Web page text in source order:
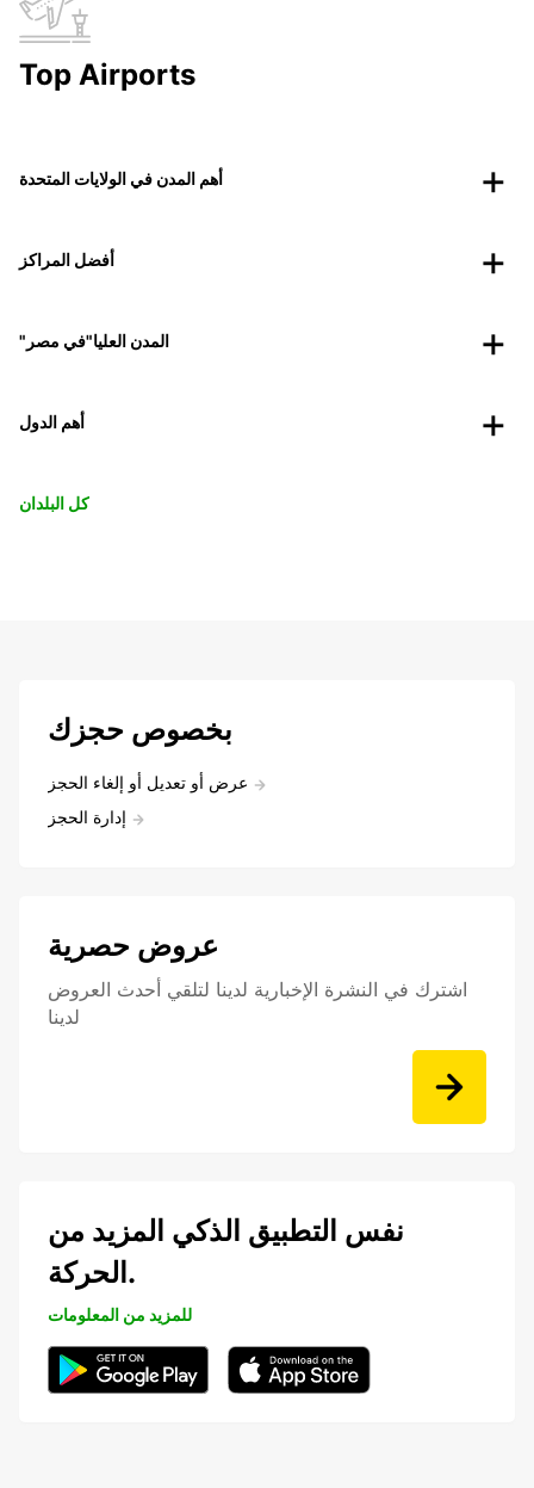
Top Airports
أهم المدن في الولايات المتحدة
أفضل المراكز
"المدن العليا"في مصر
أهم الدول
كل البلدان
بخصوص حجزك
عرض أو تعديل أو إلغاء الحجز
إدارة الحجز
عروض حصرية
اشترك في النشرة الإخبارية لدينا لتلقي أحدث العروض
لدينا
نفس التطبيق الذكي المزيد من
الحركة.
للمزيد من المعلومات